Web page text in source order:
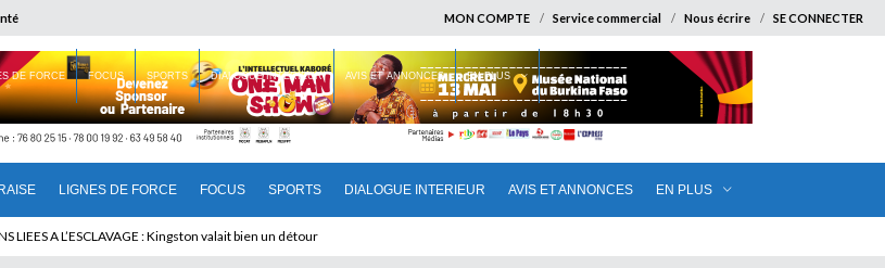
MON COMPTE Service commercial Nous écrire SE CONNECTER
LIGNES DE FORCE FOCUS SPORTS DIALOGUE INTERIEUR AVIS ET ANNONCES EN PLUS
DE FORCE FOCUS SPORTS DIALOGUE INTERIEUR AVIS ET ANNONCES EN PLUS
LIEES A L’ESCLAVAGE : Kingston valait bien un détour